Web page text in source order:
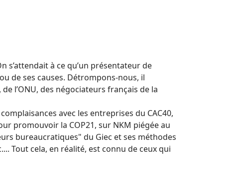
s’attendait à ce qu’un présentateur de
de ses causes. Détrompons-nous, il
l’ONU, des négociateurs français de la
avec les entreprises du CAC40,
promouvoir la COP21, sur NKM piégée au
bureaucratiques" du Giec et ses méthodes
Tout cela, en réalité, est connu de ceux qui